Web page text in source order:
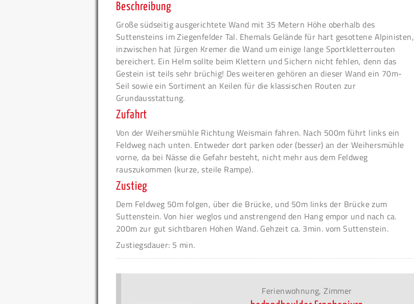
Beschreibung
Große südseitig ausgerichtete Wand mit 35 Metern Höhe oberhalb des
Suttensteins im Ziegenfelder Tal. Ehemals Gelände für hart gesottene Alpinisten,
inzwischen hat Jürgen Kremer die Wand um einige lange Sportkletterrouten
bereichert. Ein Helm sollte beim Klettern und Sichern nicht fehlen, denn das
Gestein ist teils sehr brüchig! Des weiteren gehören an dieser Wand ein 70m-
Seil sowie ein Sortiment an Keilen für die klassischen Routen zur
Grundausstattung.
Zufahrt
Von der Weihersmühle Richtung Weismain fahren. Nach 500m führt links ein
Feldweg nach unten. Entweder dort parken oder (besser) an der Weihersmühle
vorne, da bei Nässe die Gefahr besteht, nicht mehr aus dem Feldweg
rauszukommen (kurze, steile Rampe).
Zustieg
Dem Feldweg 50m folgen, über die Brücke, und 50m links der Brücke zum
Suttenstein. Von hier weglos und anstrengend den Hang empor und nach ca.
200m zur gut sichtbaren Hohen Wand. Gehzeit ca. 3min. vom Suttenstein.
Zustiegsdauer: 5 min.
Ferienwohnung, Zimmer